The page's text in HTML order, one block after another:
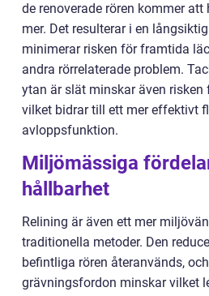
de renoverade rören kommer
mer. Det resulterar i en
minimerar risken för framtida
andra rörrelaterade problem.
ytan är slät minskar även
vilket bidrar till ett mer effektivt
avloppsfunktion.
Miljömässiga
hållbarhet
Relining är även ett mer
traditionella metoder. Den
befintliga rören återanvänds,
grävningsfordon minskar vilket